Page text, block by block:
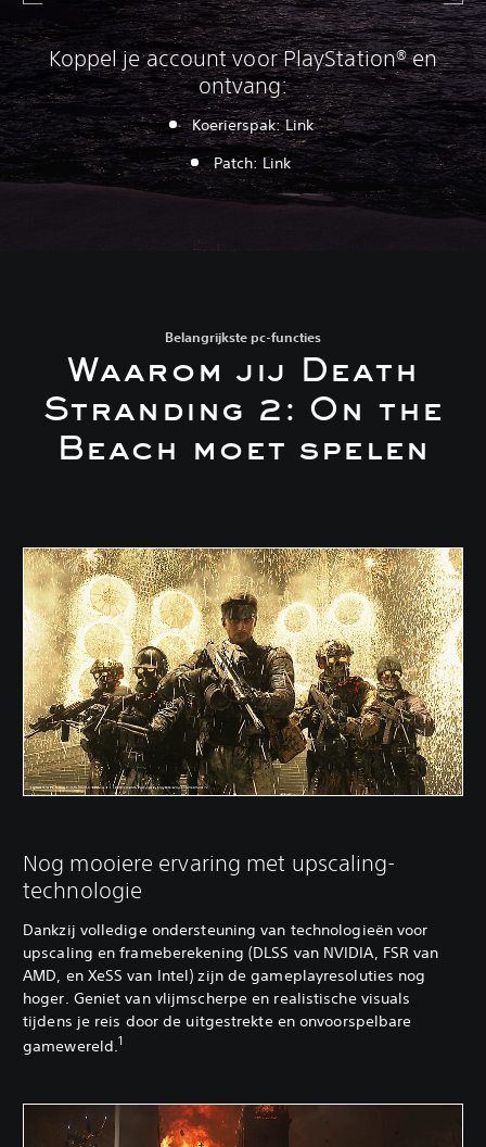
Koppel je account voor PlayStation® en
ontvang:
Koerierspak: Link
Patch: Link
Belangrijkste pc-functies
Waarom jij Death
Stranding 2: On the
Beach moet spelen
Nog mooiere ervaring met upscaling-
technologie
Dankzij volledige ondersteuning van technologieën voor
upscaling en frameberekening (DLSS van NVIDIA, FSR van
AMD, en XeSS van Intel) zijn de gameplayresoluties nog
hoger. Geniet van vlijmscherpe en realistische visuals
tijdens je reis door de uitgestrekte en onvoorspelbare
gamewereld.1